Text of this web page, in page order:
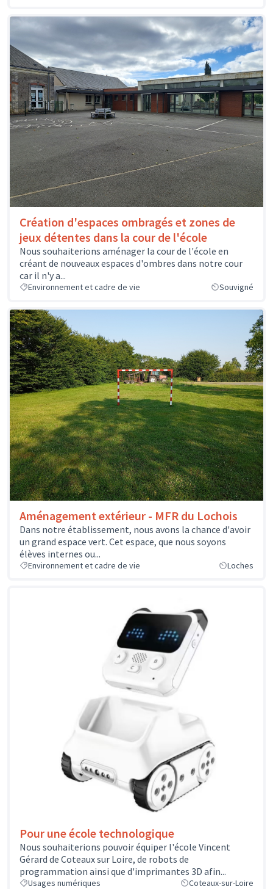
Création d'espaces ombragés et zones de
jeux détentes dans la cour de l'école
Nous souhaiterions aménager la cour de l'école en
créant de nouveaux espaces d'ombres dans notre cour
car il n'y a...
Environnement et cadre de vie Souvigné
Aménagement extérieur - MFR du Lochois
Dans notre établissement, nous avons la chance d'avoir
un grand espace vert. Cet espace, que nous soyons
élèves internes ou...
Environnement et cadre de vie Loches
Pour une école technologique
Nous souhaiterions pouvoir équiper l'école Vincent
Gérard de Coteaux sur Loire, de robots de
programmation ainsi que d'imprimantes 3D afin...
Usages numériques Coteaux-sur-Loire